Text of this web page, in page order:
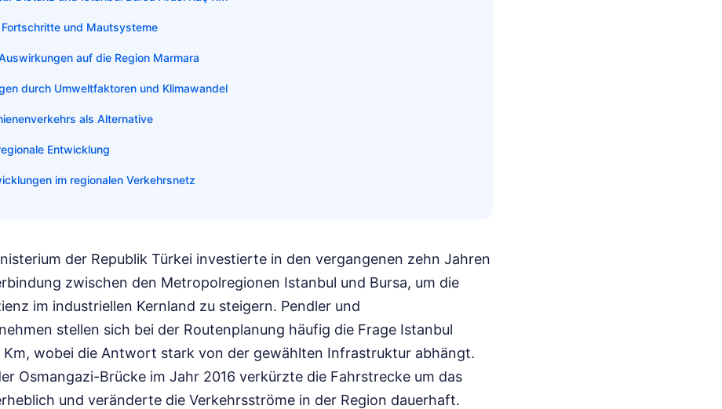
und Mautsysteme
auf die Region Marmara
durch Umweltfaktoren und Klimawandel
als Alternative
Entwicklung
im regionalen Verkehrsnetz
der Republik Türkei investierte in den vergangenen zehn Jahren
zwischen den Metropolregionen Istanbul und Bursa, um die
im industriellen Kernland zu steigern. Pendler und
stellen sich bei der Routenplanung häufig die Frage Istanbul
Km, wobei die Antwort stark von der gewählten Infrastruktur abhängt.
Osmangazi-Brücke im Jahr 2016 verkürzte die Fahrstrecke um das
und veränderte die Verkehrsströme in der Region dauerhaft.